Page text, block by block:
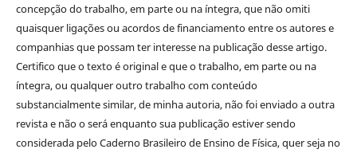
concepção do trabalho, em parte ou na íntegra, que não omiti
quaisquer ligações ou acordos de financiamento entre os autores e
companhias que possam ter interesse na publicação desse artigo.
Certifico que o texto é original e que o trabalho, em parte ou na
íntegra, ou qualquer outro trabalho com conteúdo
substancialmente similar, de minha autoria, não foi enviado a outra
revista e não o será enquanto sua publicação estiver sendo
considerada pelo Caderno Brasileiro de Ensino de Física, quer seja no